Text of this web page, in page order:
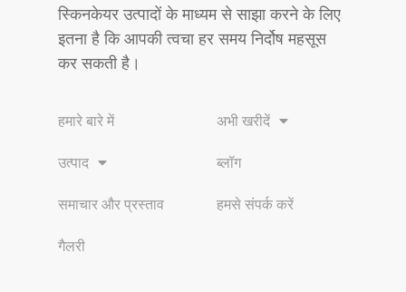
स्किनकेयर उत्पादों के माध्यम से साझा करने के लिए
इतना है कि आपकी त्वचा हर समय निर्दोष महसूस
कर सकती है।
हमारे बारे में
उत्पाद
समाचार और प्रस्ताव
गैलरी
अभी खरीदें
ब्लॉग
हमसे संपर्क करें